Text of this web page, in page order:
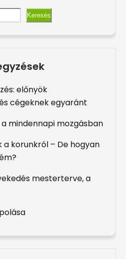
Keresés
előnyök
cégeknek egyaránt
mindennapi mozgásban
a korunkról – De hogyan
mesterterve, a